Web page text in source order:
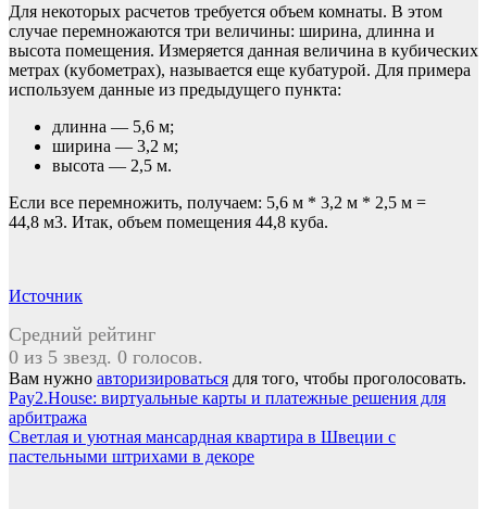
Для некоторых расчетов требуется объем комнаты. В этом
случае перемножаются три величины: ширина, длинна и
высота помещения. Измеряется данная величина в кубических
метрах (кубометрах), называется еще кубатурой. Для примера
используем данные из предыдущего пункта:
длинна — 5,6 м;
ширина — 3,2 м;
высота — 2,5 м.
Если все перемножить, получаем: 5,6 м * 3,2 м * 2,5 м =
44,8 м3. Итак, объем помещения 44,8 куба.
Источник
Средний рейтинг
0 из 5 звезд. 0 голосов.
Вам нужно авторизироваться для того, чтобы проголосовать.
Навигация
по
записям
Pay2.House: виртуальные карты и платежные решения для
арбитража
Светлая и уютная мансардная квартира в Швеции с
пастельными штрихами в декоре